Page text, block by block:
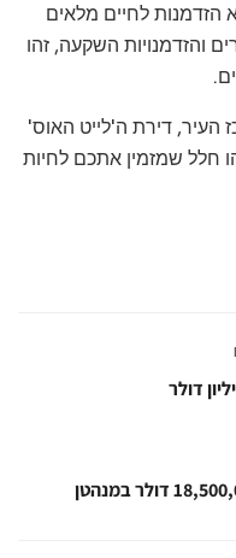
לחיים מלאים
והזדמנויות השקעה, זהו
דירת ה'לייט האוס'
חלל שמזמין אתכם לחיות